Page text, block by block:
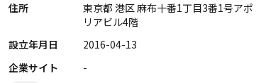
住所
東京都 港区 麻布十番1丁目3番1号アポ
リアビル4階
設立年月日
2016-04-13
企業サイト
-